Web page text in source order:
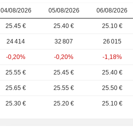
04/08/2026 05/08/2026 06/08/2026
25.45 € 25.40 € 25.10 €
24 414 32 807 26 015
-0,20% -0,20% -1,18%
25.55 € 25.45 € 25.40 €
25.65 € 25.55 € 25.50 €
25.30 € 25.20 € 25.10 €